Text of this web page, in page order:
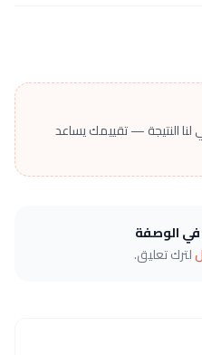
النتيجة — تقييمك يساعد
في الوصفة
لترك تعليق.